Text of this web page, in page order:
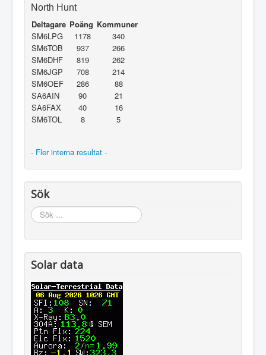
North Hunt
Deltagare Poäng Kommuner
SM6LPG
1178
340
SM6TOB
937
266
SM6DHF
819
262
SM6JGP
708
214
SM6OEF
286
88
SA6AIN
90
21
SA6FAX
40
16
SM6TOL
8 5
- Fler interna resultat -
Sök
Sök
...
Solar data